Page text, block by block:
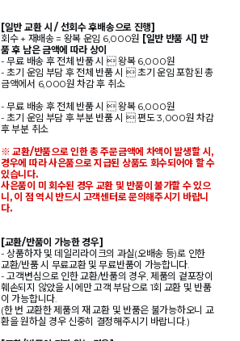
[일반 교환 시 / 선회수 후배송으로 진행]
회수 + 재배송 = 왕복 운임 6,000원 [일반 반품 시] 반
품 후 남은 금액에 따라 상이
- 무료 배송 후 전체 반품 시  왕복 6,000원
- 초기 운임 부담 후 전체 반품 시  초기 운임 포함된 총
금액에서 6,000원 차감 후 취소
- 무료 배송 후 전체 반품 시  왕복 6,000원
- 초기 운임 부담 후 부분 반품 시  편도 3,000원 차감
후 부분 취소
※ 교환/반품으로 인한 총 주문금액에 차액이 발생할 시,
경우에 따라 사은품으로 지급된 상품도 회수되어야 할 수
있습니다.
사은품이 미 회수된 경우 교환 및 반품이 불가할 수 있으
니, 이 점 역시 반드시 고객센터로 문의해주시기 바랍니
다.
[교환/반품이 가능한 경우]
- 상품하자 및 데일리라이크의 과실(오배송 등)로 인한
교환/반품 시 무료교환 및 무료반품이 가능합니다.
- 고객변심으로 인한 교환/반품의 경우, 제품의 겉포장이
훼손되지 않았을 시에만 고객 부담으로 1회 교환 및 반품
이 가능합니다.
(한 번 교환한 제품의 재 교환 및 반품은 불가능하오니 교
환을 원하실 경우 신중히 결정해주시기 바랍니다.)